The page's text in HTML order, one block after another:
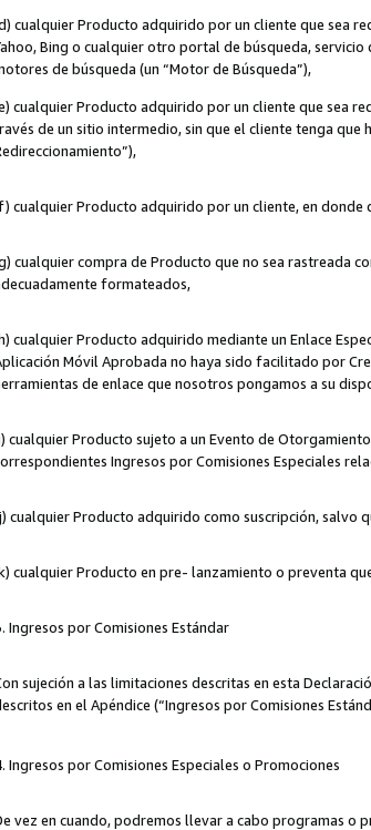
cualquier Producto adquirido por un cliente que sea
Bing o cualquier otro portal de búsqueda,
de búsqueda (un “Motor de Búsqueda”),
cualquier Producto adquirido por un cliente que sea
de un sitio intermedio, sin que el cliente tenga que
cualquier Producto adquirido por un cliente, en donde
cualquier compra de Producto que no sea rastreada
formateados,
cualquier Producto adquirido mediante un Enlace
Móvil Aprobada no haya sido facilitado por
de enlace que nosotros pongamos a su
cualquier Producto sujeto a un Evento de
Ingresos por Comisiones Especiales
cualquier Producto adquirido como suscripción, salvo
cualquier Producto en pre- lanzamiento o preventa
Ingresos por Comisiones Estándar
sujeción a las limitaciones descritas en esta
en el Apéndice (“Ingresos por Comisiones
Ingresos por Comisiones Especiales o Promociones
vez en cuando, podremos llevar a cabo programas o